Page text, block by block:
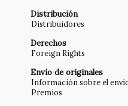
Distribución
Distribuidores
Derechos
Foreign Rights
Envío de originales
Información sobre el
Premios